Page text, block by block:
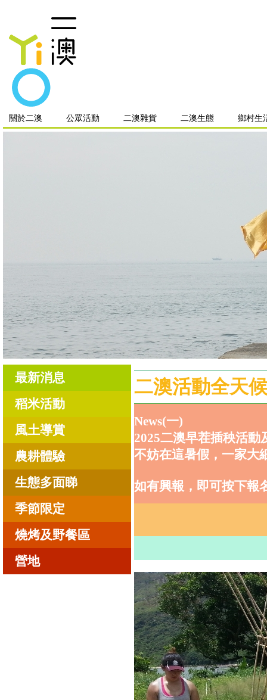
關於二澳 公眾活動 二澳雜貨 二澳生態 鄉村生
最新消息
稻米活動
風土導賞
農耕體驗
生態多面睇
季節限定
燒烤及野餐區
營地
二澳活動全天
News(一)
2025二澳早茬插秧活
不妨在這暑假，一家大
如有興報，即可按下報